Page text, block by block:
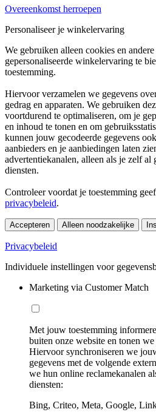
Overeenkomst herroepen
Personaliseer je winkelervaring
We gebruiken alleen cookies en
gepersonaliseerde winkelervaring te
toestemming.
Hiervoor verzamelen we gegevens
gedrag en apparaten. We gebruiken
voortdurend te optimaliseren, om je
en inhoud te tonen en om
kunnen jouw gecodeerde gegevens
aanbieders en je aanbiedingen laten
advertentiekanalen, alleen als je zelf al
diensten.
Controleer voordat je toestemming
privacybeleid.
Accepteren Alleen noodzakelijke
Privacybeleid
Individuele instellingen voor
Marketing via Customer Match
Met jouw toestemming
buiten onze website en tonen
Hiervoor synchroniseren we
gegevens met de volgende
we hun online reclamekanalen
diensten:
Bing, Criteo, Meta, Google,